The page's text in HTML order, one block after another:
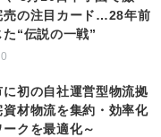
の注目カード…28年前
“伝説の一戦”
初の自社運営型物流拠
資材物流を集約・効率化
クを最適化～